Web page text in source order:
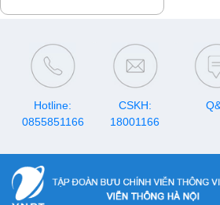
VNPT Pay.
Bài
liên
Hotline:
0855851166
CSKH:
18001166